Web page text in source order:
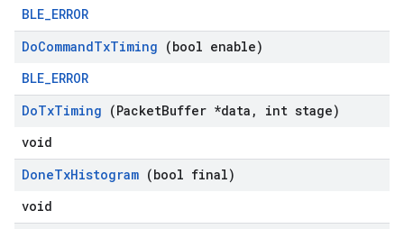
BLE_ERROR
DoCommandTxTiming (bool enable)
BLE_ERROR
DoTxTiming (PacketBuffer *data ,
int stage)
void
DoneTxHistogram (bool final)
void